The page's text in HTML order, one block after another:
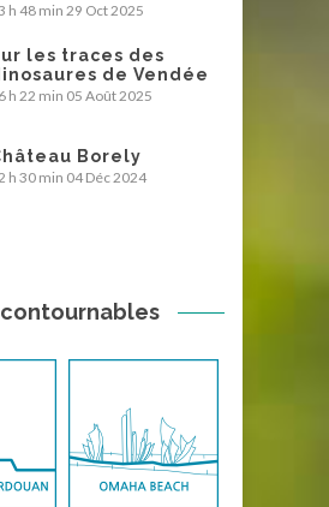
h 48 min 29 Oct 2025
les traces des
de Vendée
h 22 min 05 Août 2025
Borely
h 30 min 04 Déc 2024